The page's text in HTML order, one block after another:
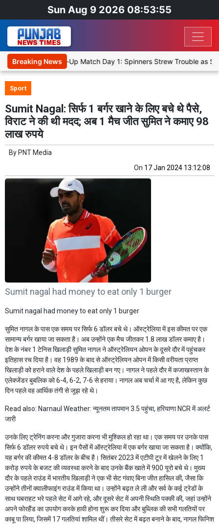
Sun Aug 9 2026 08:53:56
Breaking News
XI, Warm-Up Match Day 1: Spinners Strew Trouble as SLC
Sport
Sumit Nagal: सिर्फ 1 बर्गर खाने के लिए बचे थे पैसे,
विराट ने की थी मदद; अब 1 मैच जीत सुमित ने कमाए 98
लाख रुपये
By PNT Media
On 17 Jan 2024 13:12:08
Sumit nagal had money to eat only 1 burger
Sumit nagal had money to eat only 1 burger
सुमित नागल के पास एक समय पर सिर्फ 6 डॉलर बचे थे। ऑस्ट्रेलिया में इस कीमत पर एक
सामान्य बर्गर खाया जा सकता है। अब उन्होंने एक मैच जीतकर 1.8 लाख डॉलर कमाए है।
देश के नंबर 1 टेनिस खिलाड़ी सुमित नागल ने ऑस्ट्रेलियन ओपन के दूसरे दौर में पहुंचकर
इतिहास रच दिया है। वह 1989 के बाद से ऑस्ट्रेलियन ओपन में किसी वरीयता प्राप्त
खिलाड़ी को हराने वाले देश के पहले खिलाड़ी बन गए। नागल ने पहले दौर में कजाखस्तान के
एलेक्जेंडर बुबलिक को 6-4, 6-2, 7-6 से हराया। नागल अब चर्चा में आ गए है, लेकिन कुछ
दिन पहले वह आर्थिक तंगी से जूझ रहे थे।
Read also: Narnaul Weather: न्यूनतम तापमान 3.5 पहुंचा, हरियाणा NCR में अलर्ट
जारी
उनके लिए ट्रेनिंग करना और गुजारा करना भी मुश्किल हो रहा था। एक समय पर उनके पास
सिर्फ 6 डॉलर रुपये बचे थे। इन पैसों में ऑस्ट्रेलिया में एक बर्गर खाया जा सकता है। क्योंकि,
यह बर्गर की कीमत 4-8 डॉलर के बीच है। सितंबर 2023 में एटीपी टूर में खेलने के लिए 1
करोड़ रुपये के बजट की व्यवस्था करने के बाद उनके बैंक खाते में 900 यूरो बचे थे। मुख्य
दौर के पहले राउंड में भारतीय खिलाड़ी ने एक भी सेट गंवाए बिना जीत हासिल की, जैसा कि
उन्होंने तीनों क्वालीफाइंग राउंड में किया था। उन्होंने बढ़त ले ली और सर्व के कई ट्रेडों के
साथ घबराहट भरे पहले सेट में आगे रहे, और दूसरे सेट में अपनी स्थिति पक्की की, जहां उन्होंने
अपने फोरहैंड का उपयोग करके हावी होना शुरू कर दिया और बुब्लिक की सभी गलतियों पर
काबू पा लिया, जिसमें 17 गलतियां शामिल थीं। तीसरे सेट में बढ़त बनाने के बाद, नागल फिनिश